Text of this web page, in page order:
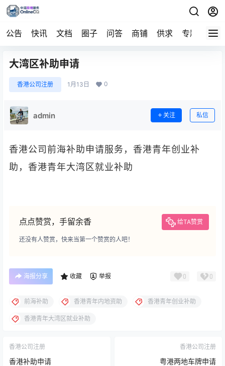
公告 快讯 文档 圈子 问答 商铺 供求 专题 导航
大湾区补助申请
香港公司注册 1月13日 0
admin 关注 私信
香港公司前海补助申请服务，香港青年创业补
助，香港青年大湾区就业补助
点点赞赏，手留余香 给TA赞赏
还没有人赞赏，快来当第一个赞赏的人吧！
海报分享 收藏 举报 0 0
前海补助 香港青年内地资助 香港青年创业补助
香港青年大湾区就业补助
香港公司注册
香港补助申请
香港公司注册
粤港两地车牌申请